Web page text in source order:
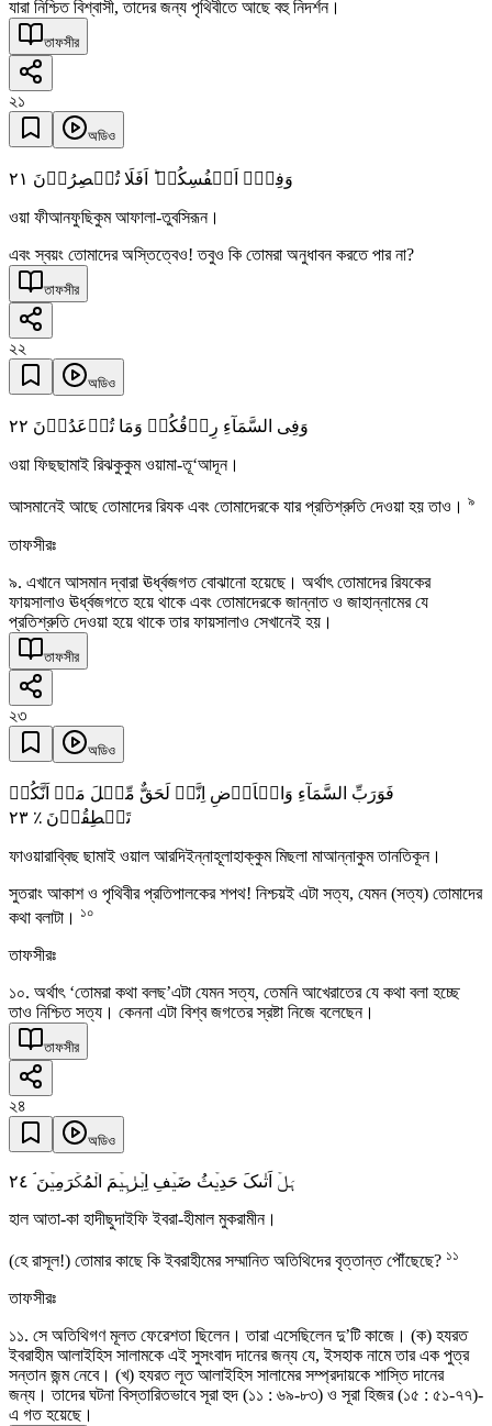
যারা নিশ্চিত বিশ্বাসী, তাদের জন্য পৃথিবীতে আছে বহু নিদর্শন।
তাফসীর
২১
অডিও
وَفِیۡۤ اَنۡفُسِکُمۡ ؕ اَفَلَا تُبۡصِرُوۡنَ ٢١
ওয়া ফীআনফুছিকুম আফালা-তুবসিরূন।
এবং স্বয়ং তোমাদের অস্তিত্বেও! তবুও কি তোমরা অনুধাবন করতে পার না?
তাফসীর
২২
অডিও
وَفِی السَّمَآءِ رِزۡقُکُمۡ وَمَا تُوۡعَدُوۡنَ ٢٢
ওয়া ফিছছামাই রিঝকুকুম ওয়ামা-তূ‘আদূন।
আসমানেই আছে তোমাদের রিযক এবং তোমাদেরকে যার প্রতিশ্রুতি দেওয়া হয় তাও। ৯
তাফসীরঃ
৯. এখানে আসমান দ্বারা ঊর্ধ্বজগত বোঝানো হয়েছে। অর্থাৎ তোমাদের রিযকের
ফায়সালাও ঊর্ধ্বজগতে হয়ে থাকে এবং তোমাদেরকে জান্নাত ও জাহান্নামের যে
প্রতিশ্রুতি দেওয়া হয়ে থাকে তার ফায়সালাও সেখানেই হয়।
তাফসীর
২৩
অডিও
فَوَرَبِّ السَّمَآءِ وَالۡاَرۡضِ اِنَّہٗ لَحَقٌّ مِّثۡلَ مَاۤ اَنَّکُمۡ
تَنۡطِقُوۡنَ ٪ ٢٣
ফাওয়ারাব্বিছ ছামাই ওয়াল আরদিইন্নাহূলাহাক্কুম মিছলা মাআন্নাকুম তানতিকূন।
সুতরাং আকাশ ও পৃথিবীর প্রতিপালকের শপথ! নিশ্চয়ই এটা সত্য, যেমন (সত্য) তোমাদের
কথা বলাটা। ১০
তাফসীরঃ
১০. অর্থাৎ ‘তোমরা কথা বলছ’এটা যেমন সত্য, তেমনি আখেরাতের যে কথা বলা হচ্ছে
তাও নিশ্চিত সত্য। কেননা এটা বিশ্ব জগতের স্রষ্টা নিজে বলেছেন।
তাফসীর
২৪
অডিও
ہَلۡ اَتٰىکَ حَدِیۡثُ ضَیۡفِ اِبۡرٰہِیۡمَ الۡمُکۡرَمِیۡنَ ۘ ٢٤
হাল আতা-কা হাদীছুদাইফি ইবরা-হীমাল মুকরামীন।
(হে রাসূল!) তোমার কাছে কি ইবরাহীমের সম্মানিত অতিথিদের বৃত্তান্ত পৌঁছেছে? ১১
তাফসীরঃ
১১. সে অতিথিগণ মূলত ফেরেশতা ছিলেন। তারা এসেছিলেন দু’টি কাজে। (ক) হযরত
ইবরাহীম আলাইহিস সালামকে এই সুসংবাদ দানের জন্য যে, ইসহাক নামে তার এক পুত্র
সন্তান জন্ম নেবে। (খ) হযরত লূত আলাইহিস সালামের সম্প্রদায়কে শাস্তি দানের
জন্য। তাদের ঘটনা বিস্তারিতভাবে সূরা হুদ (১১ : ৬৯-৮৩) ও সূরা হিজর (১৫ : ৫১-৭৭)-
এ গত হয়েছে।